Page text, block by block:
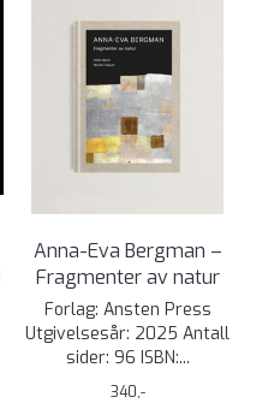
Anna-Eva Bergman –
Fragmenter av natur
Forlag: Ansten Press
Utgivelsesår: 2025 Antall
sider: 96 ISBN:...
340,-